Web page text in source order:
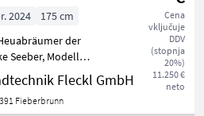
Cena
vključuje
DDV
(stopnja
20%)
11.250 €
neto
2024
175 cm
der
Modell
Max 175,
sich als
und
Fleckl GmbH
Fieberbrunn